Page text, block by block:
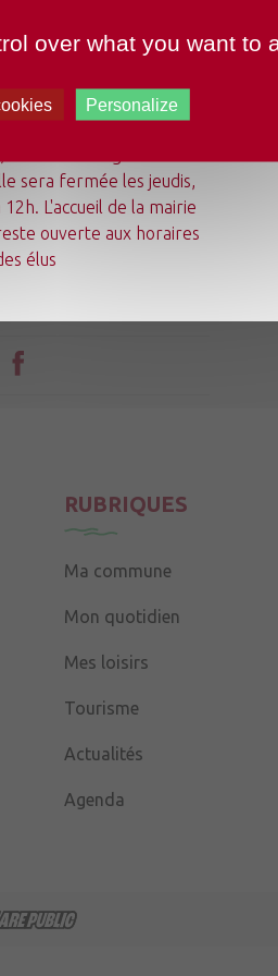
RUBRIQUES
Ma commune
Mon quotidien
Mes loisirs
Tourisme
Actualités
Agenda
sera fermée les jeudis,
L'accueil de la mairie
ouverte aux horaires
élus
over what you want to
Personalize